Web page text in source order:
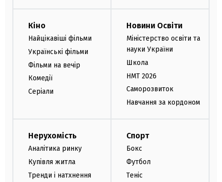
Кіно
Найцікавіші фільми
Українські фільми
Фільми на вечір
Комедії
Серіали
Новини Освіти
Міністерство освіти та
науки України
Школа
НМТ 2026
Саморозвиток
Навчання за кордоном
Нерухомість
Аналітика ринку
Купівля житла
Тренди і натхнення
Спорт
Бокс
Футбол
Теніс